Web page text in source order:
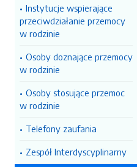
Instytucje wspierające
przeciwdziałanie przemocy
w rodzinie
Osoby doznające przemocy
w rodzinie
Osoby stosujące przemoc
w rodzinie
Telefony zaufania
Zespół Interdyscyplinarny